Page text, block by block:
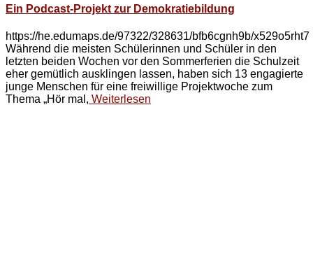
Ein Podcast-Projekt zur Demokratiebildung
https://he.edumaps.de/97322/328631/bfb6cgnh9b/x529o5rht7
Während die meisten Schülerinnen und Schüler in den
letzten beiden Wochen vor den Sommerferien die Schulzeit
eher gemütlich ausklingen lassen, haben sich 13 engagierte
junge Menschen für eine freiwillige Projektwoche zum
Thema „Hör mal, Weiterlesen